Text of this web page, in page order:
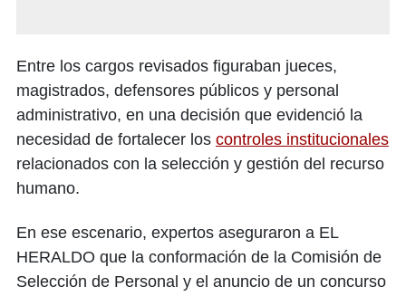
Entre los cargos revisados figuraban jueces,
magistrados, defensores públicos y personal
administrativo, en una decisión que evidenció la
necesidad de fortalecer los controles institucionales
relacionados con la selección y gestión del recurso
humano.
En ese escenario, expertos aseguraron a EL
HERALDO que la conformación de la Comisión de
Selección de Personal y el anuncio de un concurso